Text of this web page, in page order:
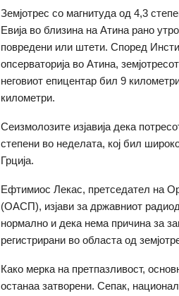
Земјотрес со магнитуда од 4,3
Евија во близина на Атина рано
повредени или штети. Според
опсерваторија во Атина,
неговиот епицентар бил 9
километри.
Сеизмолозите изјавија дека
степени во неделата, кој бил
Грција.
Ефтимиос Лекас, претседател на
(ОАСП), изјави за државниот
нормално и дека нема причина за
регистрирани во областа од
Како мерка на претпазливост,
останаа затворени. Сепак,